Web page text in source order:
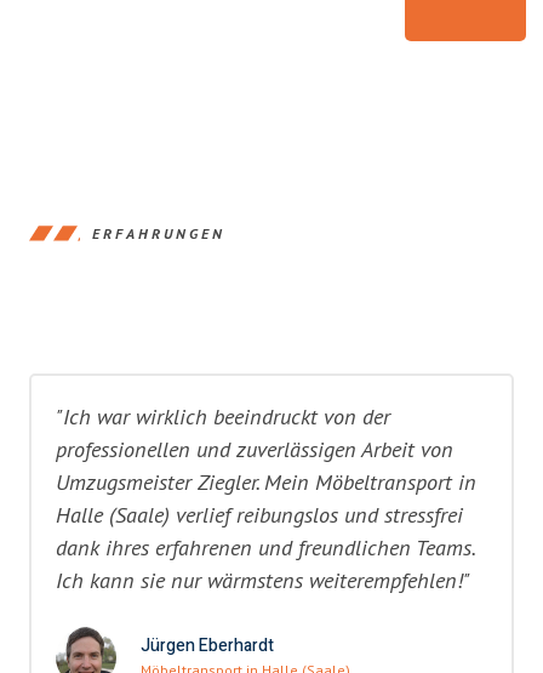
ERFAHRUNGEN
"Ich war wirklich beeindruckt von der
professionellen und zuverlässigen Arbeit von
Umzugsmeister Ziegler. Mein Möbeltransport in
Halle (Saale) verlief reibungslos und stressfrei
dank ihres erfahrenen und freundlichen Teams.
Ich kann sie nur wärmstens weiterempfehlen!"
Jürgen Eberhardt